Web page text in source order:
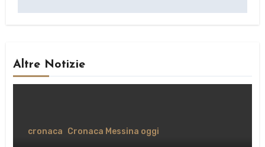
Altre Notizie
cronaca Cronaca Messina oggi